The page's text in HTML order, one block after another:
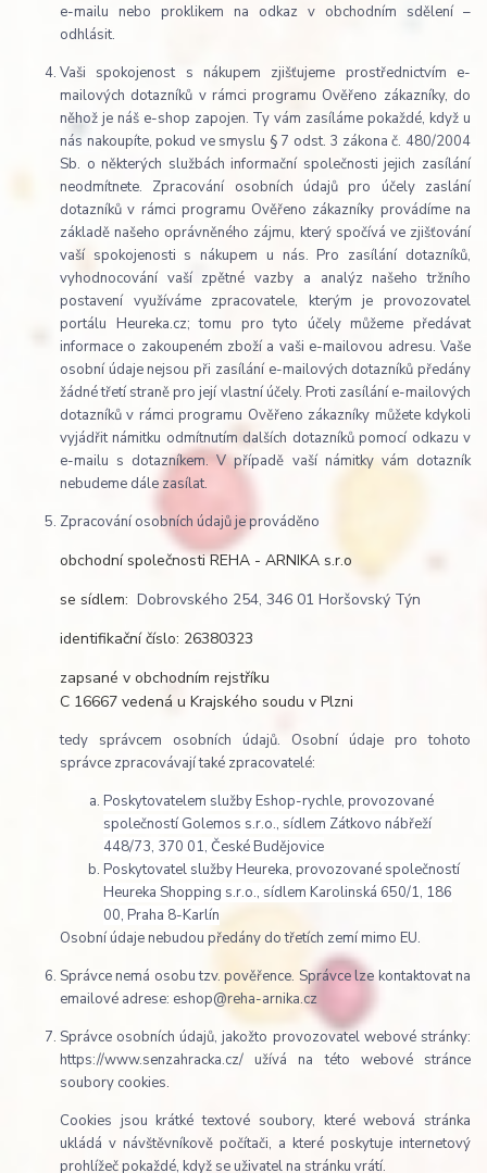
e-mailu nebo proklikem na odkaz v obchodním sdělení –
odhlásit.
Vaši spokojenost s nákupem zjišťujeme prostřednictvím e-
mailových dotazníků v rámci programu Ověřeno zákazníky, do
něhož je náš e-shop zapojen. Ty vám zasíláme pokaždé, když u
nás nakoupíte, pokud ve smyslu § 7 odst. 3 zákona č. 480/2004
Sb. o některých službách informační společnosti jejich zasílání
neodmítnete. Zpracování osobních údajů pro účely zaslání
dotazníků v rámci programu Ověřeno zákazníky provádíme na
základě našeho oprávněného zájmu, který spočívá ve zjišťování
vaší spokojenosti s nákupem u nás. Pro zasílání dotazníků,
vyhodnocování vaší zpětné vazby a analýz našeho tržního
postavení využíváme zpracovatele, kterým je provozovatel
portálu Heureka.cz; tomu pro tyto účely můžeme předávat
informace o zakoupeném zboží a vaši e-mailovou adresu. Vaše
osobní údaje nejsou při zasílání e-mailových dotazníků předány
žádné třetí straně pro její vlastní účely. Proti zasílání e-mailových
dotazníků v rámci programu Ověřeno zákazníky můžete kdykoli
vyjádřit námitku odmítnutím dalších dotazníků pomocí odkazu v
e-mailu s dotazníkem. V případě vaší námitky vám dotazník
nebudeme dále zasílat.
Zpracování osobních údajů je prováděno
obchodní společnosti REHA - ARNIKA s.r.o
se sídlem: Dobrovského 254, 346 01 Horšovský Týn
identifikační číslo: 26380323
zapsané v obchodním rejstříku
C 16667 vedená u Krajského soudu v Plzni
tedy správcem osobních údajů. Osobní údaje pro tohoto
správce zpracovávají také zpracovatelé:
Poskytovatelem služby Eshop-rychle, provozované
společností Golemos s.r.o., sídlem Zátkovo nábřeží
448/73, 370 01, České Budějovice
Poskytovatel služby Heureka, provozované společností
Heureka Shopping s.r.o., sídlem Karolinská 650/1, 186
00, Praha 8-Karlín
Osobní údaje nebudou předány do třetích zemí mimo EU.
Správce nemá osobu tzv. pověřence. Správce lze kontaktovat na
emailové adrese: eshop@reha-arnika.cz
Správce osobních údajů, jakožto provozovatel webové stránky:
https://www.senzahracka.cz/ užívá na této webové stránce
soubory cookies.
Cookies jsou krátké textové soubory, které webová stránka
ukládá v návštěvníkově počítači, a které poskytuje internetový
prohlížeč pokaždé, když se uživatel na stránku vrátí.